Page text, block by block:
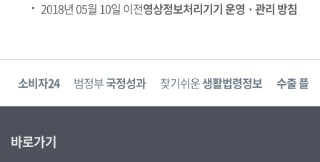
2018년 05월 10일 이전영상정보처리기기 운영 · 관리 방침
소비자24 범정부국정성과 찾기쉬운생활법령정보 수출 플
바로가기